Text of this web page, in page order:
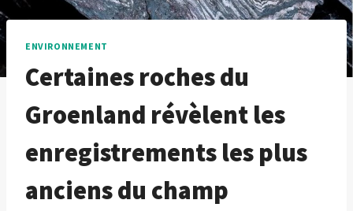
ENVIRONNEMENT
Certaines roches du
Groenland révèlent les
enregistrements les plus
anciens du champ